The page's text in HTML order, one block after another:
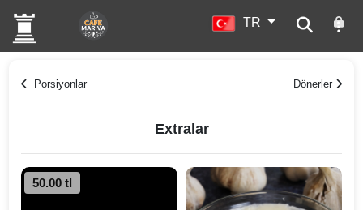
TR
Porsiyonlar Dönerler
Extralar
50.00 tl